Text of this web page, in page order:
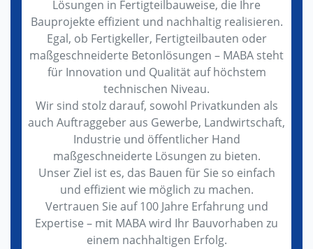
Lösungen in Fertigteilbauweise, die Ihre
Bauprojekte effizient und nachhaltig realisieren.
Egal, ob Fertigkeller, Fertigteilbauten oder
maßgeschneiderte Betonlösungen – MABA steht
für Innovation und Qualität auf höchstem
technischen Niveau.
Wir sind stolz darauf, sowohl Privatkunden als
auch Auftraggeber aus Gewerbe, Landwirtschaft,
Industrie und öffentlicher Hand
maßgeschneiderte Lösungen zu bieten.
Unser Ziel ist es, das Bauen für Sie so einfach
und effizient wie möglich zu machen.
Vertrauen Sie auf 100 Jahre Erfahrung und
Expertise – mit MABA wird Ihr Bauvorhaben zu
einem nachhaltigen Erfolg.